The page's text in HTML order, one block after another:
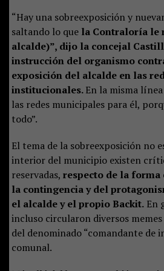
“Hay una sobreexposición y
saltando lo que la Contraloría le
alcalde)”, dijo la concejal
instrucción del organismo
exposición del alcalde en las
institucionales.En la misma
las redes municipales para él,
todo”.
El tema de la sobreexposición no
interior del municipio existen
reservadas, respecto de la forma
la contingencia y del
el alcalde y el propio Backit.En
incluso circularon diversos
del denominado “comandante de
comunal.